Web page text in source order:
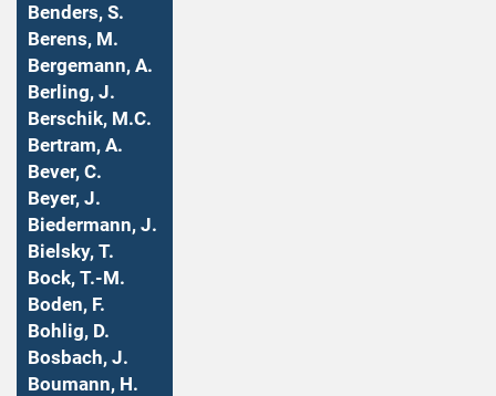
Benders, S.
Berens, M.
Bergemann, A.
Berling, J.
Berschik, M.C.
Bertram, A.
Bever, C.
Beyer, J.
Biedermann, J.
Bielsky, T.
Bock, T.-M.
Boden, F.
Bohlig, D.
Bosbach, J.
Boumann, H.